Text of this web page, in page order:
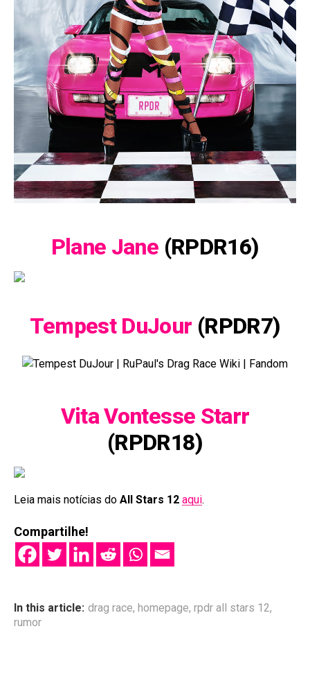
Plane Jane (RPDR16)
Tempest DuJour (RPDR7)
Vita Vontesse Starr
(RPDR18)
Leia mais notícias do All Stars 12 aqui.
Compartilhe!
In this article: drag race, homepage, rpdr all stars 12,
rumor